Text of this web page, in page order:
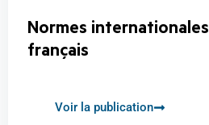
Normes
français
Voir la publication